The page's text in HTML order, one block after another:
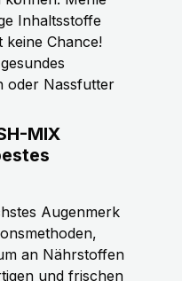
Inhaltsstoffe
keine Chance!
oder Nassfutter
MIX
Augenmerk
an Nährstoffen
und frischen